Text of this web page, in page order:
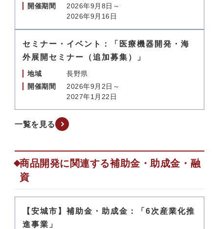
開催期間
2026年9月8日～
2026年9月16日
セミナー・イベント：「医療機器開発・海
外展開セミナー（追加募集）」
地域
長野県
開催期間
2026年9月2日～
2027年1月22日
一覧を見る
商品開発に関連する補助金・助成金・融
資
【安城市】補助金・助成金：「6次産業化推
進事業」